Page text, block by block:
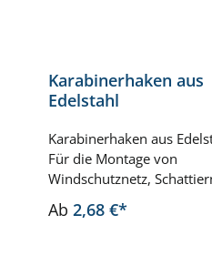
Karabinerhaken aus
Edelstahl
Karabinerhaken aus
Für die Montage von
Windschutznetz,
Länge 4 cm, 5 cm und 7
Ab 2,68 €*